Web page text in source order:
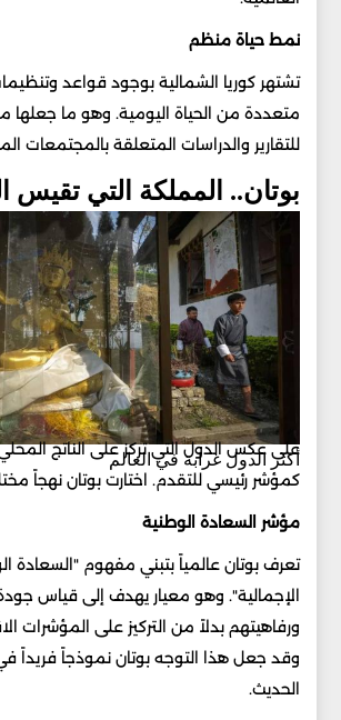
نمط حياة منظم
تشتهر كوريا الشمالية بوجود قواعد
متعددة من الحياة اليومية. وهو ما جعلها
للتقارير والدراسات المتعلقة بالمجتمعات
بوتان.. المملكة التي تقيس
أكثر الدول غرابة في العالم
على عكس الدول التي تركز على الناتج
كمؤشر رئيسي للتقدم. اختارت بوتان نهجاً
مؤشر السعادة الوطنية
تعرف بوتان عالمياً بتبني مفهوم "السعادة
الإجمالية". وهو معيار يهدف إلى قياس
ورفاهيتهم بدلاً من التركيز على المؤشرات
وقد جعل هذا التوجه بوتان نموذجاً فريداً
الحديث.